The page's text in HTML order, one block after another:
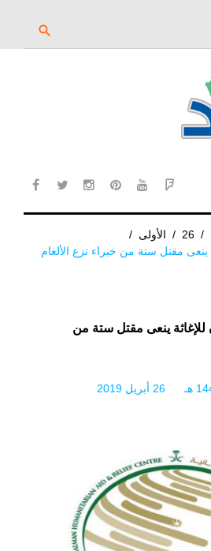
search
/
26
/ الأولى /
مقتل ستة من خبراء نزع الألغام
ينعى مقتل ستة من